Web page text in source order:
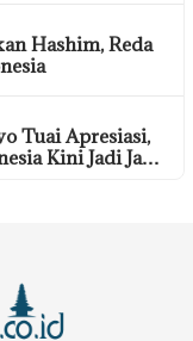
Hashim, Reda
Tuai Apresiasi,
Kini Jadi Ja…